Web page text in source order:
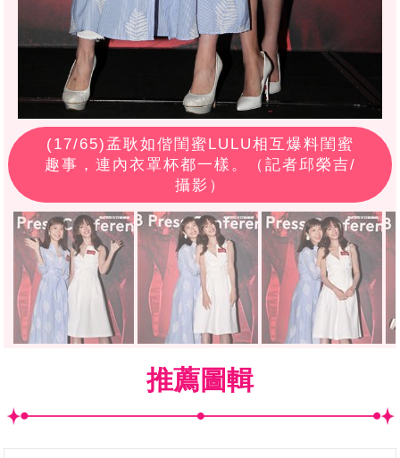
(17/65)孟耿如偕閨蜜LULU相互爆料閨蜜
趣事，連內衣罩杯都一樣。（記者邱榮吉/
攝影）
推薦圖輯